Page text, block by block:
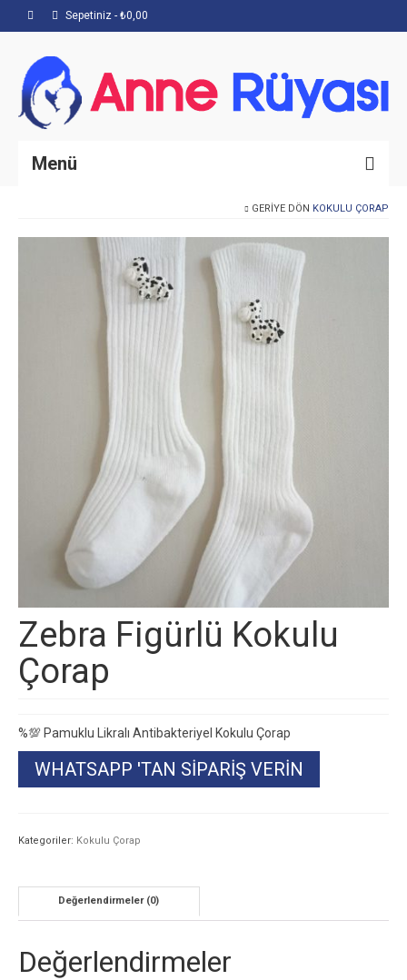
Sepetiniz - ₺0,00
Menü
Hakkımızda
GERIYE DÖN KOKULU ÇORAP
Zebra Figürlü Kokulu
Çorap
%💯 Pamuklu Likralı Antibakteriyel Kokulu Çorap
WHATSAPP 'TAN SIPARIŞ VERIN
Kategoriler: Kokulu Çorap
Değerlendirmeler (0)
Değerlendirmeler